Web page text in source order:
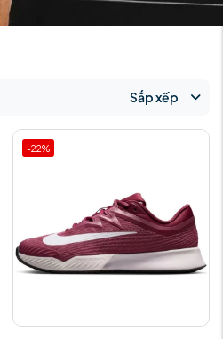
Sắp xếp
-22%